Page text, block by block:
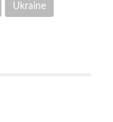
Ukraine